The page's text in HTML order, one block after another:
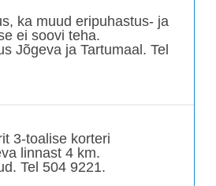
ka muud eripuhastus- ja
ei soovi teha.
Jõgeva ja Tartumaal. Tel
3-toalise korteri
linnast 4 km.
Tel 504 9221.